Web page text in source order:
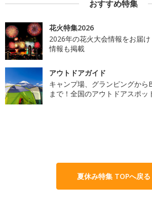
おすすめ特集
花火特集2026
2026年の花火大会情報をお届
情報も掲載
アウトドアガイド
キャンプ場、グランピングから
まで！全国のアウトドアスポッ
夏休み特集 TOPへ戻る